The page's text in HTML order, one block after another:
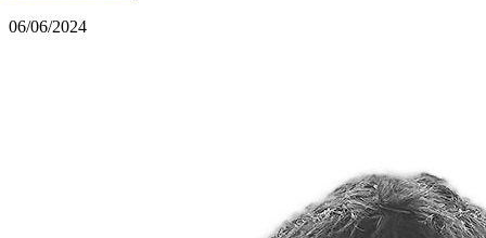
06/06/2024